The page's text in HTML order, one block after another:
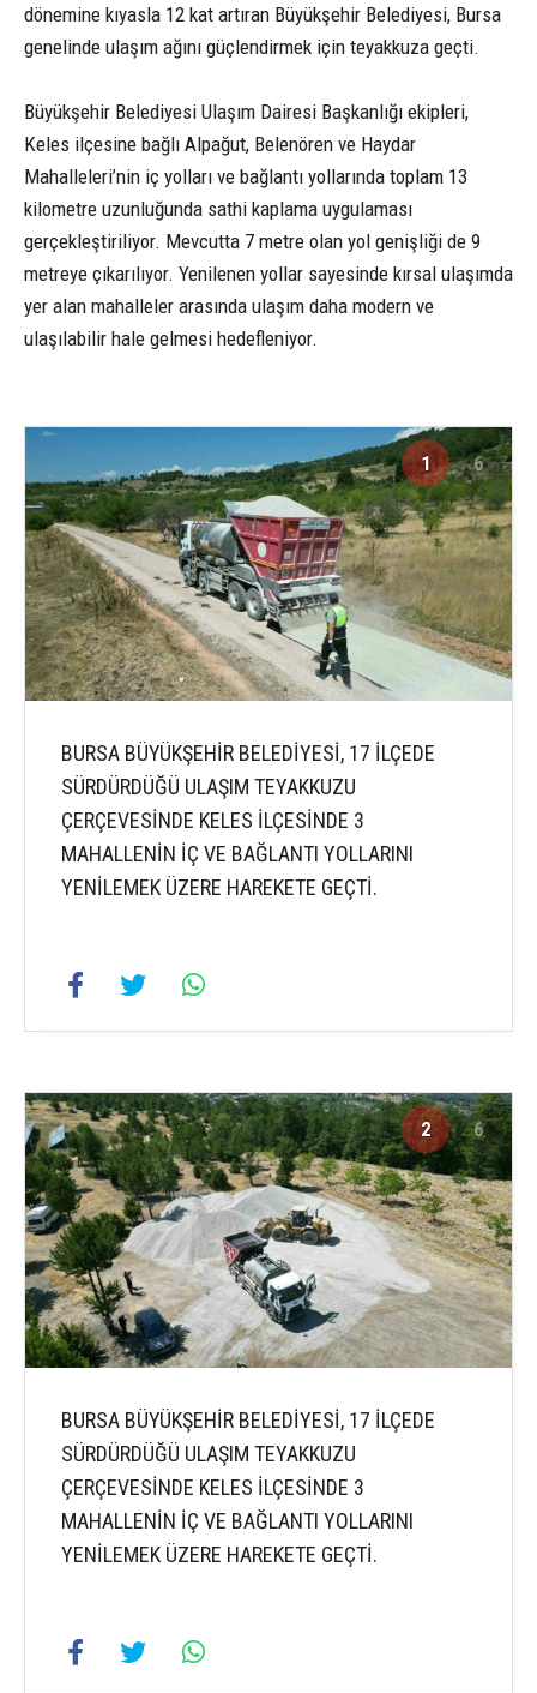
dönemine kıyasla 12 kat artıran Büyükşehir Belediyesi, Bursa
genelinde ulaşım ağını güçlendirmek için teyakkuza geçti.
Büyükşehir Belediyesi Ulaşım Dairesi Başkanlığı ekipleri,
Keles ilçesine bağlı Alpağut, Belenören ve Haydar
Mahalleleri’nin iç yolları ve bağlantı yollarında toplam 13
kilometre uzunluğunda sathi kaplama uygulaması
gerçekleştiriliyor. Mevcutta 7 metre olan yol genişliği de 9
metreye çıkarılıyor. Yenilenen yollar sayesinde kırsal ulaşımda
yer alan mahalleler arasında ulaşım daha modern ve
ulaşılabilir hale gelmesi hedefleniyor.
1 6
BURSA BÜYÜKŞEHİR BELEDİYESİ, 17 İLÇEDE
SÜRDÜRDÜĞÜ ULAŞIM TEYAKKUZU
ÇERÇEVESİNDE KELES İLÇESİNDE 3
MAHALLENİN İÇ VE BAĞLANTI YOLLARINI
YENİLEMEK ÜZERE HAREKETE GEÇTİ.
2 6
BURSA BÜYÜKŞEHİR BELEDİYESİ, 17 İLÇEDE
SÜRDÜRDÜĞÜ ULAŞIM TEYAKKUZU
ÇERÇEVESİNDE KELES İLÇESİNDE 3
MAHALLENİN İÇ VE BAĞLANTI YOLLARINI
YENİLEMEK ÜZERE HAREKETE GEÇTİ.